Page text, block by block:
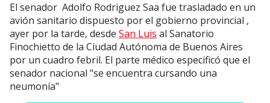
El senador Adolfo Rodriguez Saa fue trasladado en un
avión sanitario dispuesto por el gobierno provincial ,
ayer por la tarde, desde San Luis al Sanatorio
Finochietto de la Ciudad Autónoma de Buenos Aires
por un cuadro febril. El parte médico especificó que el
senador nacional "se encuentra cursando una
neumonía"